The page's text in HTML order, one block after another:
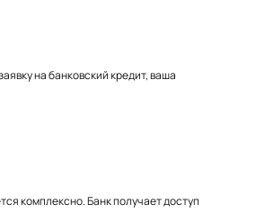
на банковский кредит, ваша
комплексно. Банк получает доступ